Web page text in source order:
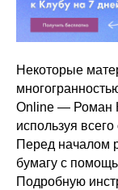
Некоторые
Online — Роман
используя
Перед началом
бумагу с
Подробную